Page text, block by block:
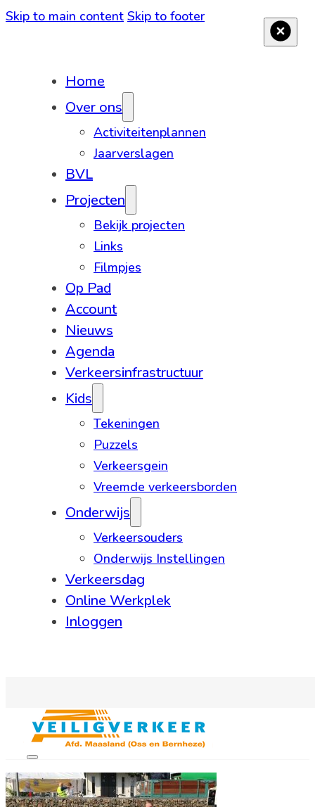
Skip to main content Skip to footer
Home
Over ons
Activiteitenplannen
Jaarverslagen
BVL
Projecten
Bekijk projecten
Links
Filmpjes
Op Pad
Account
Nieuws
Agenda
Verkeersinfrastructuur
Kids
Tekeningen
Puzzels
Verkeersgein
Vreemde verkeersborden
Onderwijs
Verkeersouders
Onderwijs Instellingen
Verkeersdag
Online Werkplek
Inloggen